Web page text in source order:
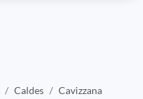
Caldes Cavizzana